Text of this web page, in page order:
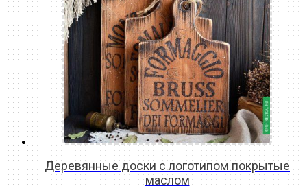
Деревянные доски с логотипом покрытые
маслом